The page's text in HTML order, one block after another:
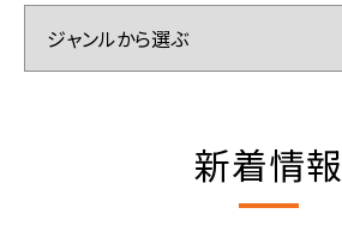
新着情報